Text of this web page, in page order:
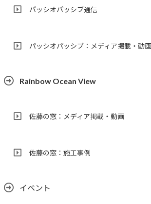
パッシオパッシブ通信
パッシオパッシブ：メディア掲載・動画
Rainbow Ocean View
佐藤の窓：メディア掲載・動画
佐藤の窓：施工事例
イベント